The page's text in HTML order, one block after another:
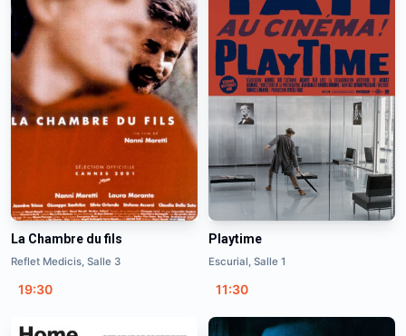
La Chambre du fils
Reflet Medicis, Salle 3
19:30
Playtime
Escurial, Salle 1
11:30